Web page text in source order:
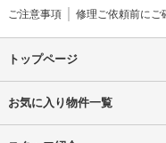
ご注意事項 修理ご依頼前にご
トップページ
お気に入り物件一覧